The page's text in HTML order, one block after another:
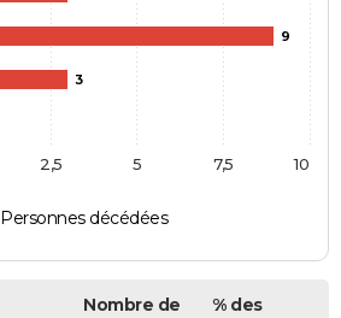
9
3
Personnes décédées
10
2,5 5 7,5
Nombre de
% des